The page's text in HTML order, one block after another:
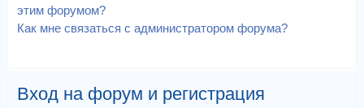
этим форумом?
Как мне связаться с администратором форума?
Вход на форум и регистрация